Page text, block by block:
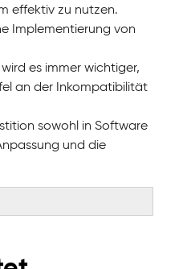
effektiv zu nutzen.
Implementierung von
es immer wichtiger,
an der Inkompatibilität
sowohl in Software
und die